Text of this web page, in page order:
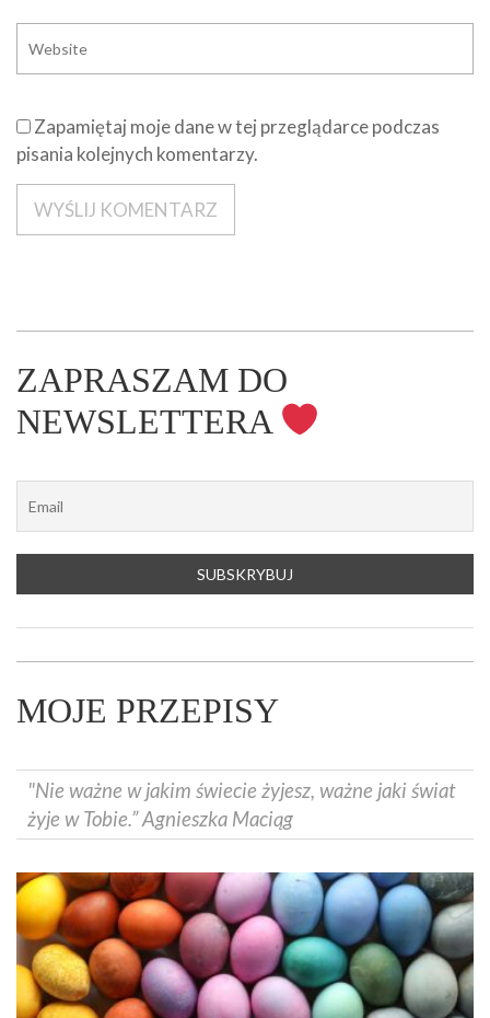
Zapamiętaj moje dane w tej przeglądarce podczas
pisania kolejnych komentarzy.
ZAPRASZAM DO
NEWSLETTERA
MOJE PRZEPISY
"Nie ważne w jakim świecie żyjesz, ważne jaki świat
żyje w Tobie.” Agnieszka Maciąg